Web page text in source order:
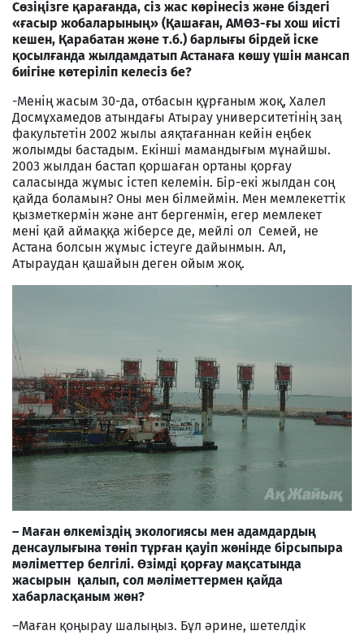
Сөзіңізге қарағанда, сіз жас көрінесіз және біздегі
«ғасыр жобаларының» (Қашаған, АМӨЗ-ғы хош иісті
кешен, Қарабатан және т.б.) барлығы бірдей іске
қосылғанда жылдамдатып Астанаға көшу үшін мансап
биігіне көтеріліп келесіз бе?
-Менің жасым 30-да, отбасын құрғаным жоқ, Халел
Досмұхамедов атындағы Атырау университетінің заң
факультетін 2002 жылы аяқтағаннан кейін еңбек
жолымды бастадым. Екінші мамандығым мұнайшы.
2003 жылдан бастап қоршаған ортаны қорғау
саласында жұмыс істеп келемін. Бір-екі жылдан соң
қайда боламын? Оны мен білмеймін. Мен мемлекеттік
қызметкермін және ант бергенмін, егер мемлекет
мені қай аймаққа жіберсе де, мейлі ол Семей, не
Астана болсын жұмыс істеуге дайынмын. Ал,
Атыраудан қашайын деген ойым жоқ.
– Маған өлкеміздің экологиясы мен адамдардың
денсаулығына төніп тұрған қауіп жөнінде бірсыпыра
мәліметтер белгілі. Өзімді қорғау мақсатында
жасырын қалып, сол мәліметтермен қайда
хабарласқаным жөн?
–Маған қоңырау шалыңыз. Бұл әрине, шетелдік